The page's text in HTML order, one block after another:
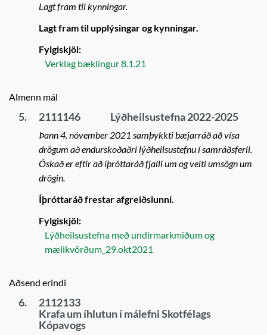
Lagt fram til kynningar.
Lagt fram til upplýsingar og kynningar.
Fylgiskjöl:
Verklag bæklingur 8.1.21
Almenn mál
5. 2111146 Lýðheilsustefna 2022-2025
Þann 4. nóvember 2021 samþykkti bæjarráð að vísa
drögum að endurskoðaðri lýðheilsustefnu í samráðsferli.
Óskað er eftir að íþróttaráð fjalli um og veiti umsögn um
drögin.
Íþróttaráð frestar afgreiðslunni.
Fylgiskjöl:
Lýðheilsustefna með undirmarkmiðum og
mælikvörðum_29.okt2021
Aðsend erindi
6.
2112133
Krafa um íhlutun í málefni Skotfélags
Kópavogs